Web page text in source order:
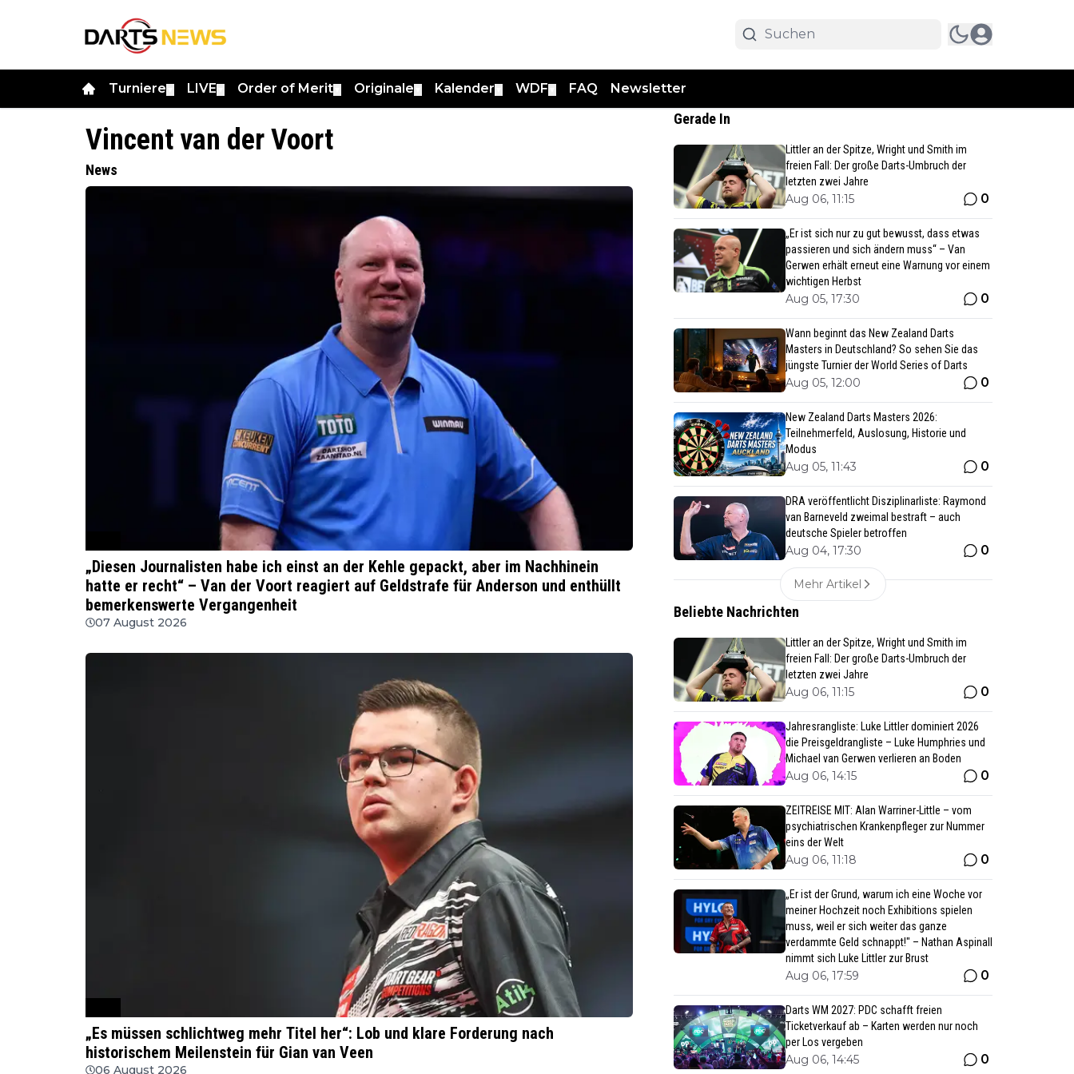
Turniere LIVE Order of Merit Originale Kalender WDF FAQ Newsletter
Vincent van der Voort
News
„Diesen Journalisten habe ich einst an der Kehle gepackt, aber im Nachhinein
hatte er recht“ – Van der Voort reagiert auf Geldstrafe für Anderson und enthüllt
bemerkenswerte Vergangenheit
07 August 2026
„Es müssen schlichtweg mehr Titel her“: Lob und klare Forderung nach
historischem Meilenstein für Gian van Veen
06 August 2026
Gerade In
Littler an der Spitze, Wright und Smith im
freien Fall: Der große Darts-Umbruch der
letzten zwei Jahre
Aug 06, 11:15 0
„Er ist sich nur zu gut bewusst, dass etwas
passieren und sich ändern muss“ – Van
Gerwen erhält erneut eine Warnung vor einem
wichtigen Herbst
Aug 05, 17:30 0
Wann beginnt das New Zealand Darts
Masters in Deutschland? So sehen Sie das
jüngste Turnier der World Series of Darts
Aug 05, 12:00 0
New Zealand Darts Masters 2026:
Teilnehmerfeld, Auslosung, Historie und
Modus
Aug 05, 11:43 0
DRA veröffentlicht Disziplinarliste: Raymond
van Barneveld zweimal bestraft – auch
deutsche Spieler betroffen
Aug 04, 17:30 0
Mehr Artikel
Beliebte Nachrichten
Littler an der Spitze, Wright und Smith im
freien Fall: Der große Darts-Umbruch der
letzten zwei Jahre
Aug 06, 11:15 0
Jahresrangliste: Luke Littler dominiert 2026
die Preisgeldrangliste – Luke Humphries und
Michael van Gerwen verlieren an Boden
Aug 06, 14:15 0
ZEITREISE MIT: Alan Warriner-Little – vom
psychiatrischen Krankenpfleger zur Nummer
eins der Welt
Aug 06, 11:18 0
„Er ist der Grund, warum ich eine Woche vor
meiner Hochzeit noch Exhibitions spielen
muss, weil er sich weiter das ganze
verdammte Geld schnappt!" – Nathan Aspinall
nimmt sich Luke Littler zur Brust
Aug 06, 17:59 0
Darts WM 2027: PDC schafft freien
Ticketverkauf ab – Karten werden nur noch
per Los vergeben
Aug 06, 14:45 0